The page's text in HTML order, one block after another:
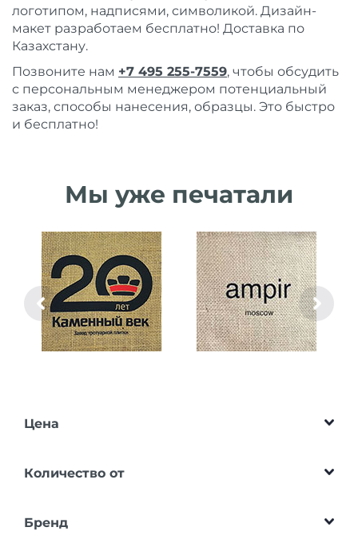
логотипом, надписями, символикой. Дизайн-
макет разработаем бесплатно! Доставка по
Казахстану.
Позвоните нам +7 495 255-7559, чтобы обсудить
с персональным менеджером потенциальный
заказ, способы нанесения, образцы. Это быстро
и бесплатно!
Мы уже печатали
Цена
Количество от
Бренд